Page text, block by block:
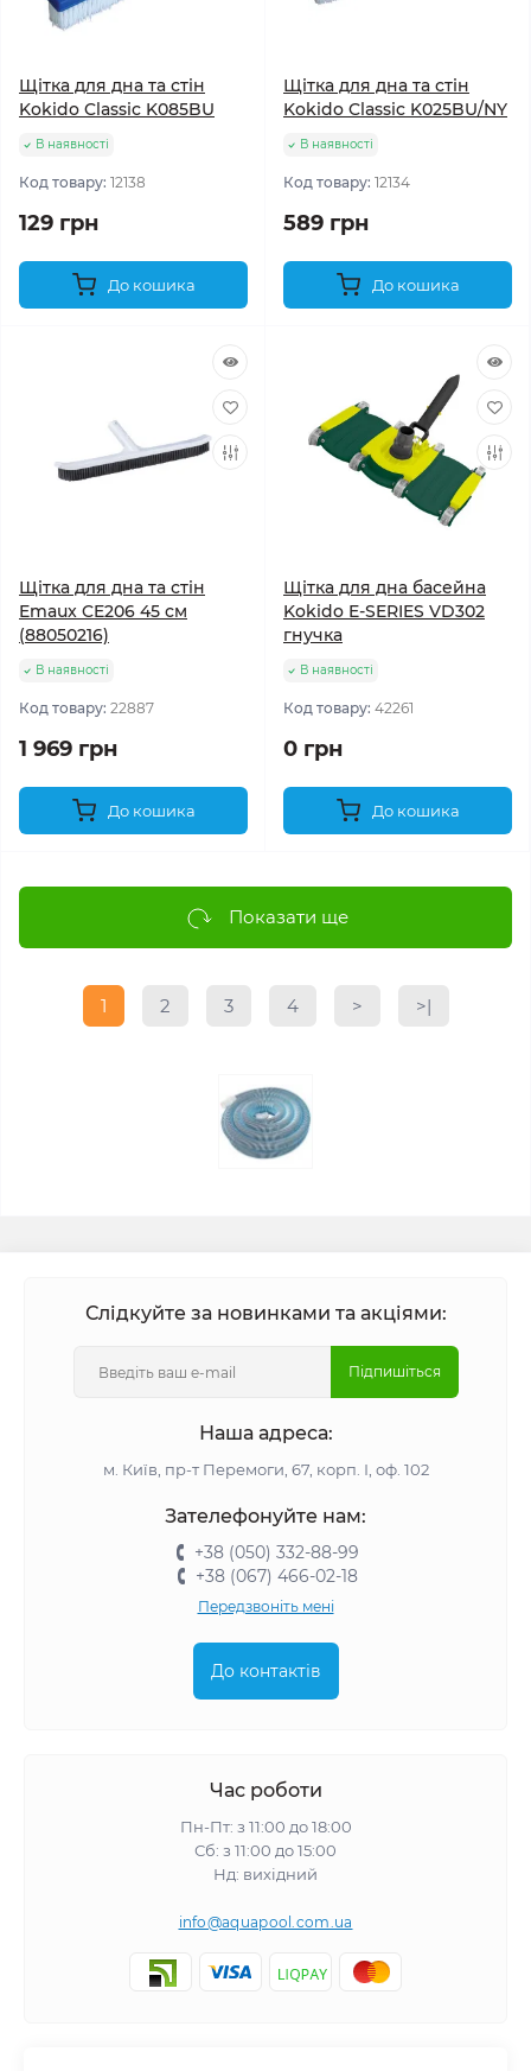
Щітка для дна та стін
Kokido Classic K085BU
В наявності
Код товару: 12138
129 грн
До кошика
Щітка для дна та стін
Kokido Classic K025BU/NY
В наявності
Код товару: 12134
589 грн
До кошика
Щітка для дна та стін
Emaux CE206 45 см
(88050216)
В наявності
Код товару: 22887
1 969 грн
До кошика
Щітка для дна басейна
Kokido E-SERIES VD302
гнучка
В наявності
Код товару: 42261
0 грн
До кошика
Показати ще
1 2 3 4 > >|
Слідкуйте за новинками та акціями:
Підпишіться
Наша адреса:
м. Київ, пр-т Перемоги, 67, корп. І, оф. 102
Зателефонуйте нам:
+38 (050) 332-88-99
+38 (067) 466-02-18
Передзвоніть мені
До контактів
Час роботи
Пн-Пт: з 11:00 до 18:00
Сб: з 11:00 до 15:00
Нд: вихідний
info@aquapool.com.ua